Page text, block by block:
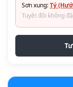
Sơn xung:Tý
Tuyệt đối không